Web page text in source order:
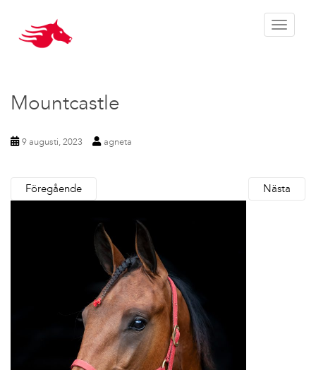
Toggle
Mountcastle
9 augusti, 2023 agneta
Föregående Nästa